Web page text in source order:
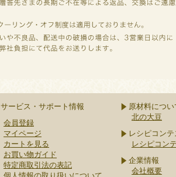
サービス・サポート情報
会員登録
マイページ
カートを見る
お買い物ガイド
特定商取引法の表記
原材料につい
北の大豆
レシピコン
レシピコン
企業情報
会社概要